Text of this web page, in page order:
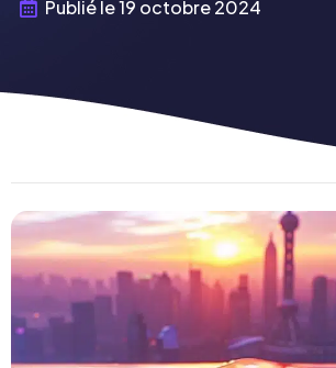
Publié le19 octobre 2024